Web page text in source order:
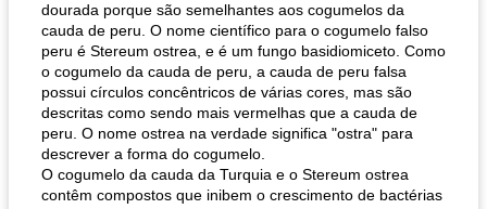
muffins de farelo de harriet sopa de lentilha líbia
dourada porque são semelhantes aos cogumelos da
cauda de peru. O nome científico para o cogumelo falso
peru é Stereum ostrea, e é um fungo basidiomiceto. Como
o cogumelo da cauda de peru, a cauda de peru falsa
possui círculos concêntricos de várias cores, mas são
descritas como sendo mais vermelhas que a cauda de
peru. O nome ostrea na verdade significa "ostra" para
descrever a forma do cogumelo.
O cogumelo da cauda da Turquia e o Stereum ostrea
contêm compostos que inibem o crescimento de bactérias